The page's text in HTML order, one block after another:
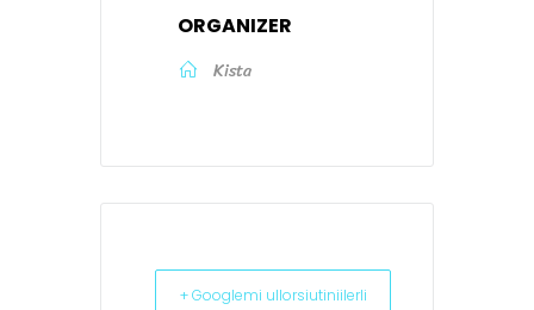
ORGANIZER
Kista
+ Googlemi ullorsiutiniilerli